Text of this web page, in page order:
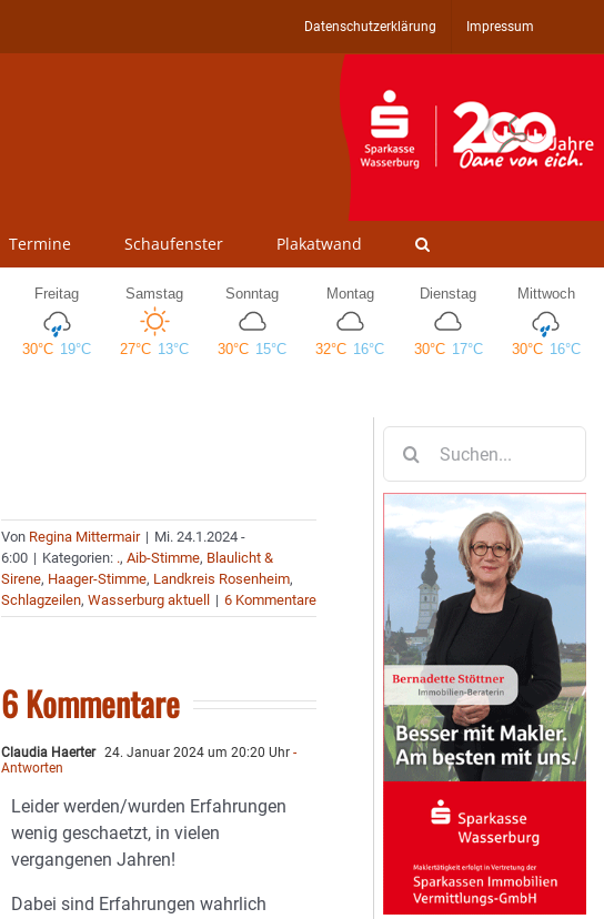
Datenschutzerklärung Impressum
Termine Schaufenster Plakatwand
Von Regina Mittermair | Mi. 24.1.2024 -
6:00 | Kategorien: .,Aib-Stimme, Blaulicht &
Sirene, Haager-Stimme, Landkreis Rosenheim,
Schlagzeilen,Wasserburg aktuell | 6 Kommentare
6 Kommentare
Claudia Haerter 24. Januar 2024 um 20:20 Uhr -
Antworten
Leider werden/wurden Erfahrungen
wenig geschaetzt, in vielen
vergangenen Jahren!
Dabei sind Erfahrungen wahrlich
nach: